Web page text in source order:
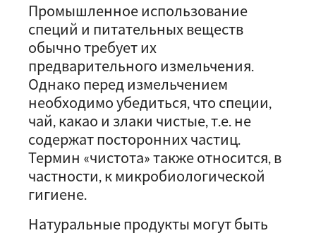
Промышленное использование
специй и питательных веществ
обычно требует их
предварительного измельчения.
Однако перед измельчением
необходимо убедиться, что специи,
чай, какао и злаки чистые, т.е. не
содержат посторонних частиц.
Термин «чистота» также относится, в
частности, к микробиологической
гигиене.
Натуральные продукты могут быть